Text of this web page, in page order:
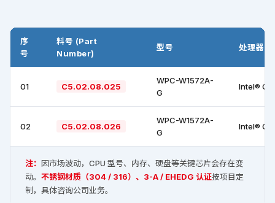
序
号
料号 (Part
Number)
型号 处理器 +
01 C5.02.08.025
WPC-W1572A-
G
Intel®
02 C5.02.08.026
WPC-W1572A-
G
Intel®
注： 因市场波动，CPU 型号、内存、硬盘等关键芯片会存在变
动。 不锈钢材质（304 / 316）、3-A / EHEDG 认证按项目定
制，具体咨询公司业务。